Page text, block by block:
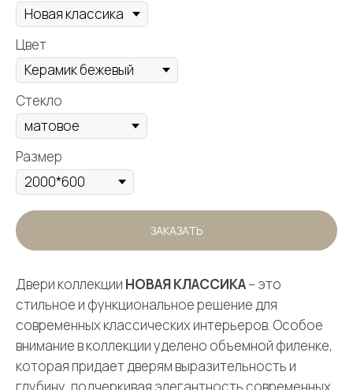
Цвет
Стекло
Размер
ЗАКАЗАТЬ
Двери коллекции НОВАЯ КЛАССИКА– это
стильное и функциональное решение для
современных классических интерьеров. Особое
внимание в коллекции уделено объемной филенке,
которая придает дверям выразительность и